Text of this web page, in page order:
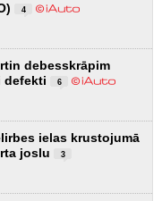
4
debesskrāpim
defekti
6
ielas krustojumā
joslu
3